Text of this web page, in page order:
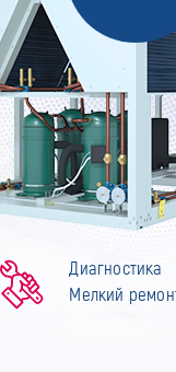
Диагностика
Мелкий